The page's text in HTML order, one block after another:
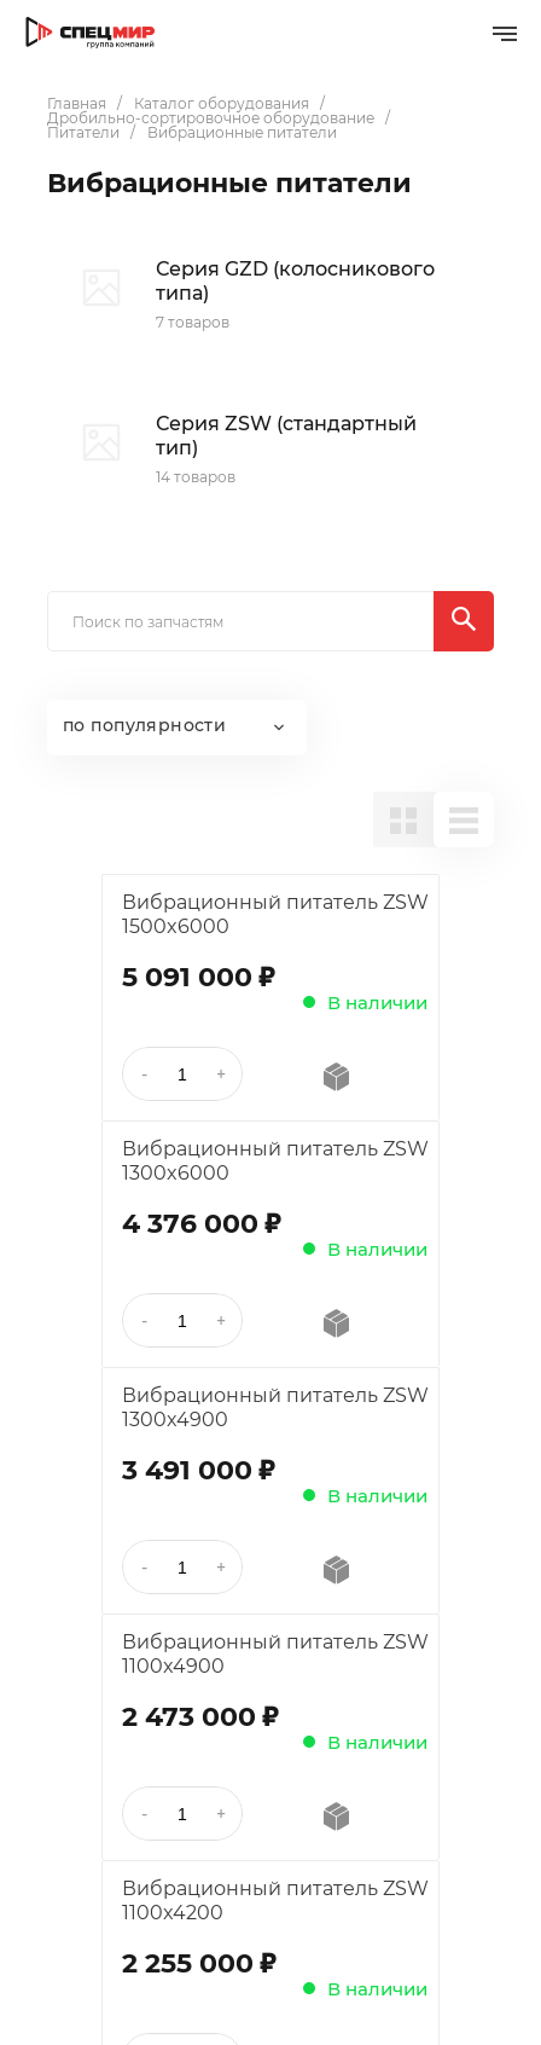
Главная
Каталог оборудования
Дробильно-сортировочное оборудование
Питатели
Вибрационные питатели
Вибрационные питатели
Серия GZD (колосникового
типа)
7 товаров
Серия ZSW (стандартный
тип)
14 товаров
по популярности
Вибрационный питатель ZSW
1500x6000
5 091 000 ;
В наличии
Вибрационный питатель ZSW
1300x6000
4 376 000 ;
В наличии
Вибрационный питатель ZSW
1300x4900
3 491 000 ;
В наличии
Вибрационный питатель ZSW
1100x4900
2 473 000 ;
В наличии
Вибрационный питатель ZSW
1100x4200
2 255 000 ;
В наличии